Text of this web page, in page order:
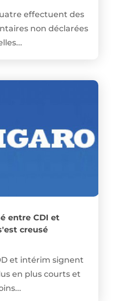
effectuent des
non déclarées
entre CDI et
creusé
et intérim signent
en plus courts et